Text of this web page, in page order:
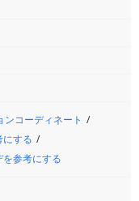
ンコーディネート
にする
参考にする